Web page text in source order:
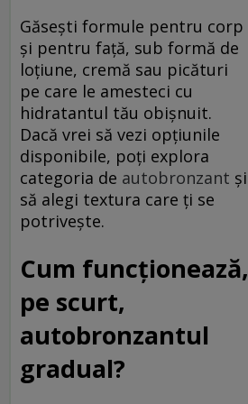
Găsești formule pentru corp
și pentru față, sub formă de
loțiune, cremă sau picături
pe care le amesteci cu
hidratantul tău obișnuit.
Dacă vrei să vezi opțiunile
disponibile, poți explora
categoria de autobronzant și
să alegi textura care ți se
potrivește.
Cum funcționează,
pe scurt,
autobronzantul
gradual?